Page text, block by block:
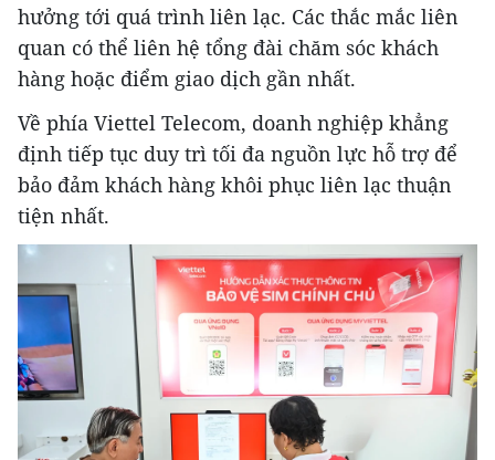
hưởng tới quá trình liên lạc. Các thắc mắc liên
quan có thể liên hệ tổng đài chăm sóc khách
hàng hoặc điểm giao dịch gần nhất.
Về phía Viettel Telecom, doanh nghiệp khẳng
định tiếp tục duy trì tối đa nguồn lực hỗ trợ để
bảo đảm khách hàng khôi phục liên lạc thuận
tiện nhất.